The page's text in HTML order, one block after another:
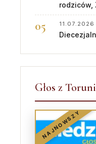
rodziców,
11.07.2026
Głos z
NAJNOWSZY